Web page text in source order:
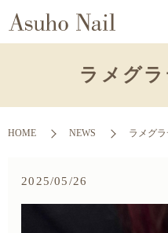
ラメグ
HOME NEWS ラメグ
2025/05/26